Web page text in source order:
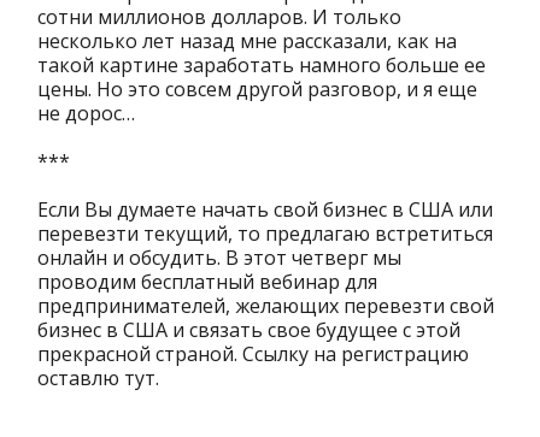
сотни миллионов долларов. И только
несколько лет назад мне рассказали, как на
такой картине заработать намного больше ее
цены. Но это совсем другой разговор, и я еще
не дорос…
***
Если Вы думаете начать свой бизнес в США или
перевезти текущий, то предлагаю встретиться
онлайн и обсудить. В этот четверг мы
проводим бесплатный вебинар для
предпринимателей, желающих перевезти свой
бизнес в США и связать свое будущее с этой
прекрасной страной. Ссылку на регистрацию
оставлю тут.